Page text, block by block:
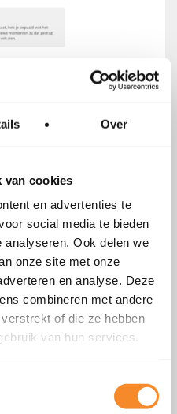
Over
van cookies
en advertenties te
social media te bieden
Ook delen we
onze site met onze
en analyse. Deze
combineren met andere
of die ze hebben
van hun services.
Succes Aanpak,
online leeromgeving. Ik
€ 2.495,- exclusief BTW.